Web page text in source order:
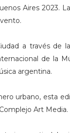
Aires 2023.
a través de
de la
argentina.
urbano, esta
Art Media.